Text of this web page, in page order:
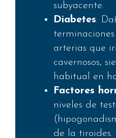
subyacente.
Diabetes:
arterias que
cavernosos,
habitual en
Factores
niveles de
de la tiroides.